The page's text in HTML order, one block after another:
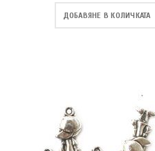
ДОБАВЯНЕ В КОЛИЧКАТА